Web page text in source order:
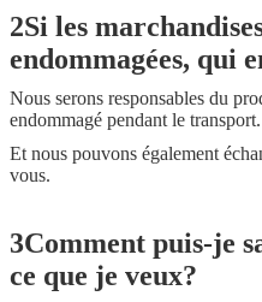
2Si les
endommagées, qui
Nous serons responsables du
endommagé pendant le transport.
Et nous pouvons également
vous.
3Comment puis-je
ce que je veux?